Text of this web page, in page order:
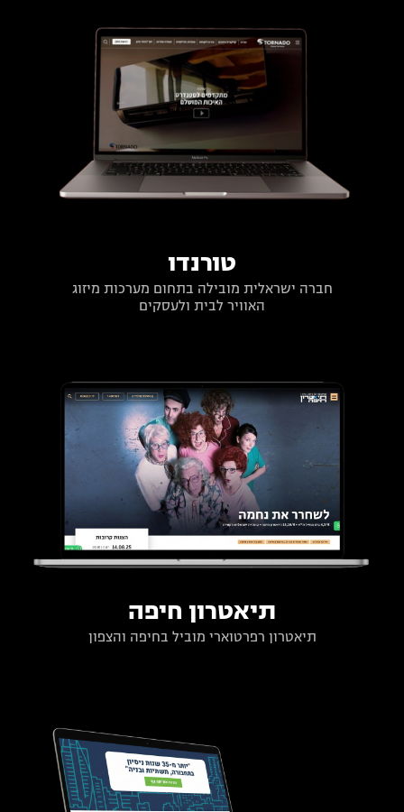
טורנדו
חברה ישראלית מובילה בתחום מערכות מיזוג
האוויר לבית ולעסקים
תיאטרון חיפה
תיאטרון רפרטוארי מוביל בחיפה והצפון